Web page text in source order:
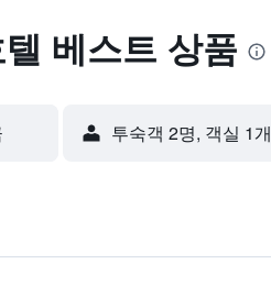
베스트 상품
​투숙객 2​명, ​객실 1개